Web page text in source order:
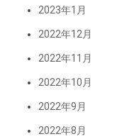
2023年1月
2022年12月
2022年11月
2022年10月
2022年9月
2022年8月